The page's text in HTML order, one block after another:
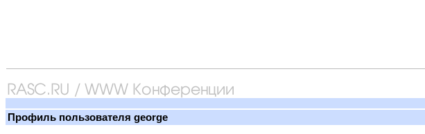
Профиль пользователя george